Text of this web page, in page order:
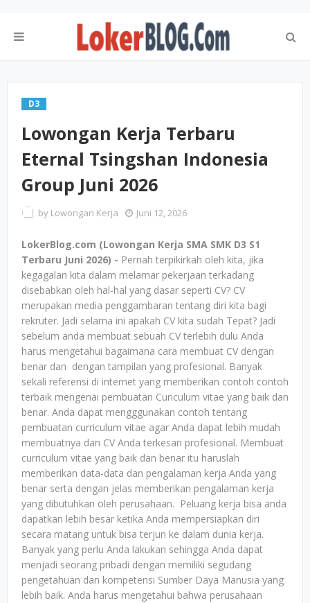
D3
Lowongan Kerja Terbaru
Eternal Tsingshan Indonesia
Group Juni 2026
by Lowongan Kerja Juni 12, 2026
LokerBlog.com (Lowongan Kerja SMA SMK D3 S1
Terbaru Juni 2026) - Pernah terpikirkah oleh kita, jika
kegagalan kita dalam melamar pekerjaan terkadang
disebabkan oleh hal-hal yang dasar seperti CV? CV
merupakan media penggambaran tentang diri kita bagi
rekruter. Jadi selama ini apakah CV kita sudah Tepat? Jadi
sebelum anda membuat sebuah CV terlebih dulu Anda
harus mengetahui bagaimana cara membuat CV dengan
benar dan dengan tampilan yang profesional. Banyak
sekali referensi di internet yang memberikan contoh contoh
terbaik mengenai pembuatan Curiculum vitae yang baik dan
benar. Anda dapat mengggunakan contoh tentang
pembuatan curriculum vitae agar Anda dapat lebih mudah
membuatnya dan CV Anda terkesan profesional. Membuat
curriculum vitae yang baik dan benar itu haruslah
memberikan data-data dan pengalaman kerja Anda yang
benar serta dengan jelas memberikan pengalaman kerja
yang dibutuhkan oleh perusahaan. Peluang kerja bisa anda
dapatkan lebih besar ketika Anda mempersiapkan diri
secara matang untuk bisa terjun ke dalam dunia kerja.
Banyak yang perlu Anda lakukan sehingga Anda dapat
menjadi seorang pribadi dengan memiliki segudang
pengetahuan dan kompetensi Sumber Daya Manusia yang
lebih baik. Anda harus mengetahui bahwa perusahaan